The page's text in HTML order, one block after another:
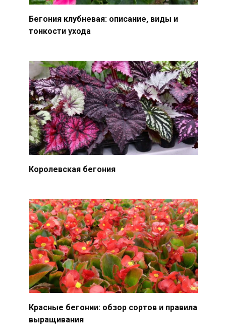
Бегония клубневая: описание, виды и
тонкости ухода
Королевская бегония
Красные бегонии: обзор сортов и правила
выращивания